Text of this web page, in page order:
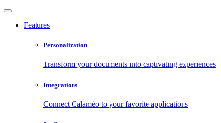
Features
Personalization
Transform your documents into captivating experiences
Integrations
Connect Calaméo to your favorite applications